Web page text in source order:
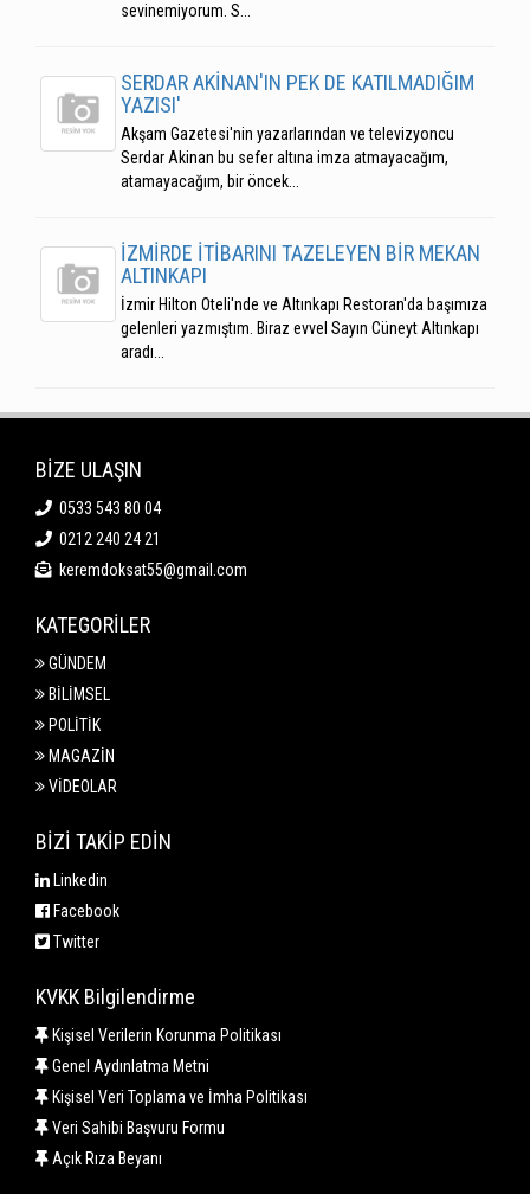
sevinemiyorum. S...
SERDAR AKİNAN'IN PEK DE KATILMADIĞIM
YAZISI'
Akşam Gazetesi'nin yazarlarından ve televizyoncu
Serdar Akinan bu sefer altına imza atmayacağım,
atamayacağım, bir öncek...
İZMİRDE İTİBARINI TAZELEYEN BİR MEKAN
ALTINKAPI
İzmir Hilton Oteli'nde ve Altınkapı Restoran'da başımıza
gelenleri yazmıştım. Biraz evvel Sayın Cüneyt Altınkapı
aradı...
BİZE ULAŞIN
0533 543 80 04
0212 240 24 21
keremdoksat55@gmail.com
KATEGORİLER
GÜNDEM
BİLİMSEL
POLİTİK
MAGAZİN
VİDEOLAR
BİZİ TAKİP EDİN
Linkedin
Facebook
Twitter
KVKK Bilgilendirme
Kişisel Verilerin Korunma Politikası
Genel Aydınlatma Metni
Kişisel Veri Toplama ve İmha Politikası
Veri Sahibi Başvuru Formu
Açık Rıza Beyanı